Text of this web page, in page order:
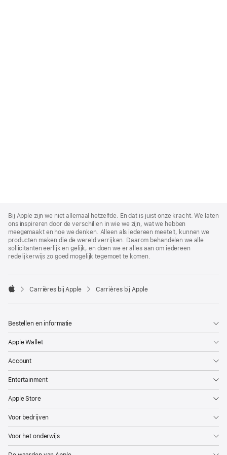
Footer
Bij Apple zijn we niet allemaal hetzelfde. En dat is juist onze kracht. We laten
ons inspireren door de verschillen in wie we zijn, wat we hebben
meegemaakt en hoe we denken. Alleen als iedereen meetelt, kunnen we
producten maken die de wereld verrijken. Daarom behandelen we alle
sollicitanten eerlijk en gelijk, en doen we er alles aan om iedereen
redelijkerwijs zo goed mogelijk tegemoet te komen.

Carrières bij Apple Carrières bij Apple
Bestellen en informatie
Apple Wallet
Account
Entertainment
Apple Store
Voor bedrijven
Voor het onderwijs